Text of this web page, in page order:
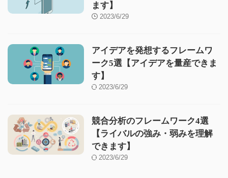
ます】
2023/6/29
アイデアを発想するフレームワ
ーク5選【アイデアを量産できま
す】
2023/6/29
競合分析のフレームワーク4選
【ライバルの強み・弱みを理解
できます】
2023/6/29